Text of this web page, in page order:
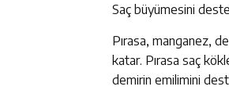
Saç büyümesini
Pırasa, manganez,
katar. Pırasa saç
demirin emilimini